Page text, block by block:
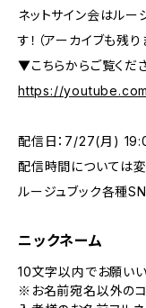
ネットサイン会はル
す！（アーカイブも残り
▼こちらからご覧くだ
https://
配信日：7/27(月)
配信時間については
ルージュブック各種
ニックネーム
10文字以内でお願いい
※お名前宛名以外のコ